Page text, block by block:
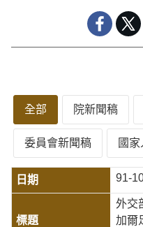
全部 院新聞稿
委員會新聞稿 國
91-
外交
加爾